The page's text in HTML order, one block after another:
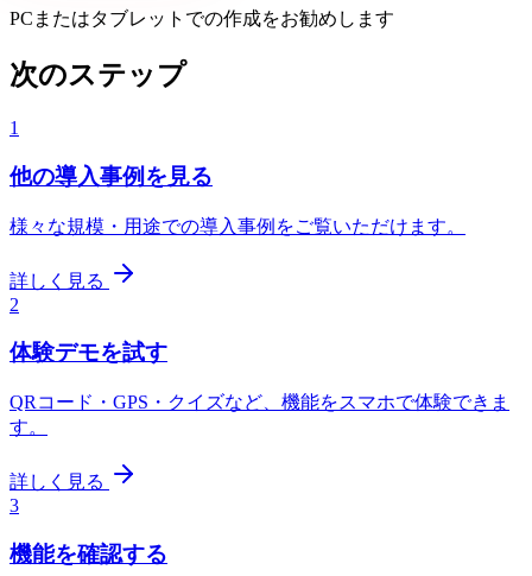
PCまたはタブレットでの作成をお勧めします
次のステップ
1
他の導入事例を見る
様々な規模・用途での導入事例をご覧いただけます。
詳しく見る
2
体験デモを試す
QRコード・GPS・クイズなど、機能をスマホで体験できま
す。
詳しく見る
3
機能を確認する